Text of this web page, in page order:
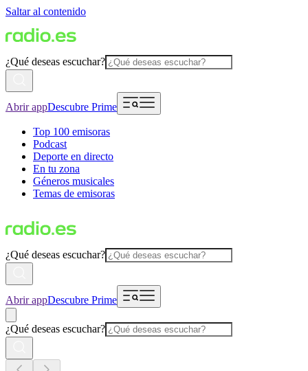
Saltar al contenido
¿Qué deseas escuchar?
Abrir appDescubre Prime
Top 100 emisoras
Podcast
Deporte en directo
En tu zona
Géneros musicales
Temas de emisoras
¿Qué deseas escuchar?
Abrir appDescubre Prime
¿Qué deseas escuchar?